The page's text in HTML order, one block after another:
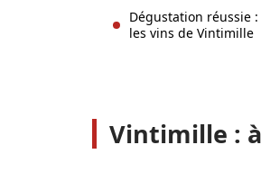
Dégustation réussie
les vins de Vintimille
Vintimille :